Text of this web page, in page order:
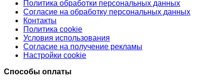
Политика обработки персональных данных
Согласие на обработку персональных данных
Контакты
Политика cookie
Условия использования
Согласие на получение рекламы
Настройки cookie
Способы оплаты